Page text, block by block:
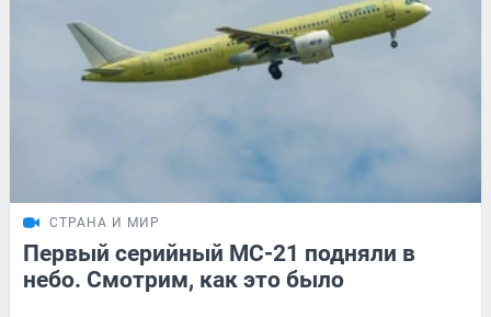
СТРАНА И МИР
Первый серийный МС-21 подняли в
небо. Смотрим, как это было